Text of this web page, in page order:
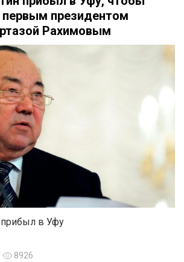
первым президентом
Рахимовым
в Уфу
8926